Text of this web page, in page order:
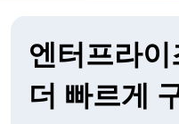
엔터프라
더 빠르게